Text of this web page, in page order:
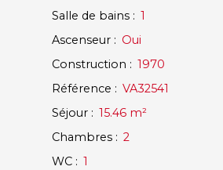
Salle de bains : 1
Ascenseur : Oui
Construction : 1970
Référence : VA32541
Séjour : 15.46 m²
Chambres : 2
WC : 1